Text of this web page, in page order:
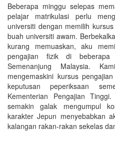
Beberapa minggu selepas
pelajar matrikulasi perlu
universiti dengan memilih
buah universiti awam.
kurang memuaskan, aku
pengajian fizik di
Semenanjung Malaysia.
mengemaskini kursus
keputusan peperiksaan
Kementerian Pengajian
semakin galak mengumpul
karakter Jepun menyebabkan
kalangan rakan-rakan sekelas